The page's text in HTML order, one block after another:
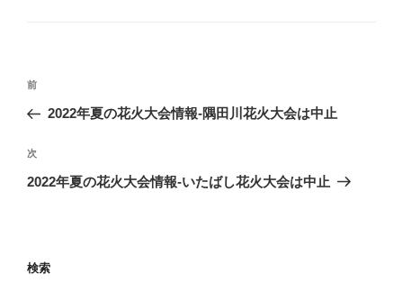
投
ナ
ビ
ゲ
ン
前
の
稿
前
2022年夏の花火大会情報-隅田川花火大会は中止
次
の
次
2022年夏の花火大会情報-いたばし花火大会は中止
検索